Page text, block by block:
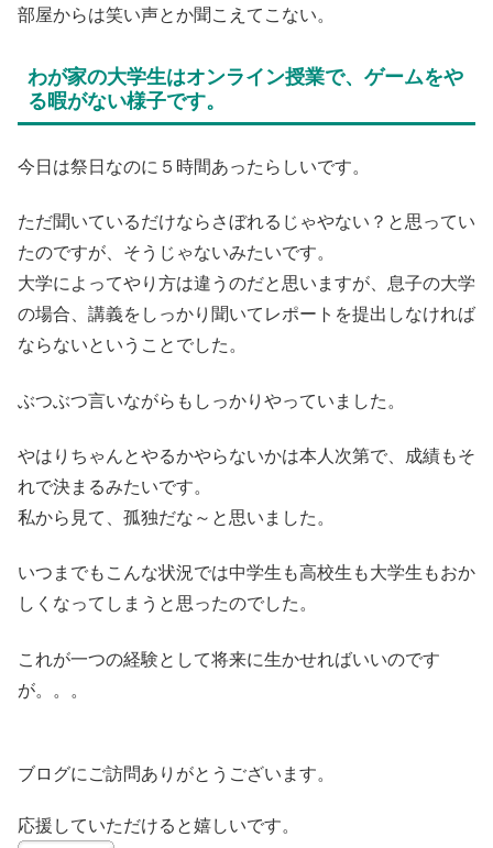
部屋からは笑い声とか聞こえてこない。
わが家の大学生はオンライン授業で、ゲームをや
る暇がない様子です。
今日は祭日なのに５時間あったらしいです。
ただ聞いているだけならさぼれるじゃやない？と思ってい
たのですが、そうじゃないみたいです。
大学によってやり方は違うのだと思いますが、息子の大学
の場合、講義をしっかり聞いてレポートを提出しなければ
ならないということでした。
ぶつぶつ言いながらもしっかりやっていました。
やはりちゃんとやるかやらないかは本人次第で、成績もそ
れで決まるみたいです。
私から見て、孤独だな～と思いました。
いつまでもこんな状況では中学生も高校生も大学生もおか
しくなってしまうと思ったのでした。
これが一つの経験として将来に生かせればいいのです
が。。。
ブログにご訪問ありがとうございます。
応援していただけると嬉しいです。